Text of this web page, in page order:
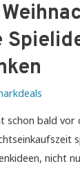
schon bald vor
nicht